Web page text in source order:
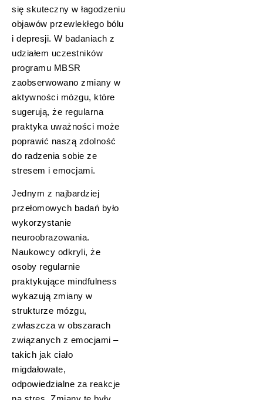
się skuteczny w łagodzeniu
objawów przewlekłego bólu
i depresji. W badaniach z
udziałem uczestników
programu MBSR
zaobserwowano zmiany w
aktywności mózgu, które
sugerują, że regularna
praktyka uważności może
poprawić naszą zdolność
do radzenia sobie ze
stresem i emocjami.
Jednym z najbardziej
przełomowych badań było
wykorzystanie
neuroobrazowania.
Naukowcy odkryli, że
osoby regularnie
praktykujące mindfulness
wykazują zmiany w
strukturze mózgu,
zwłaszcza w obszarach
związanych z emocjami –
takich jak ciało
migdałowate,
odpowiedzialne za reakcje